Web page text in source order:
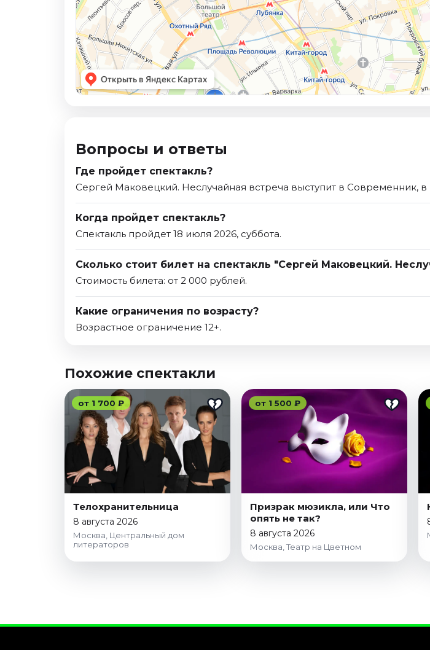
Вопросы и ответы
Где пройдет спектакль?
Сергей Маковецкий. Неслучайная встреча выступит в Современник,
Когда пройдет спектакль?
Спектакль пройдет 18 июля 2026, суббота.
Сколько стоит билет на спектакль "Сергей Маковецкий.
Стоимость билета: от 2 000 рублей.
Какие ограничения по возрасту?
Возрастное ограничение 12+.
Похожие спектакли
от 1 700 ₽
Телохранительница
8 августа 2026
Москва, Центральный дом
литераторов
от 1 500 ₽
Призрак мюзикла, или Что
опять не так?
8 августа 2026
Москва, Театр на Цветном